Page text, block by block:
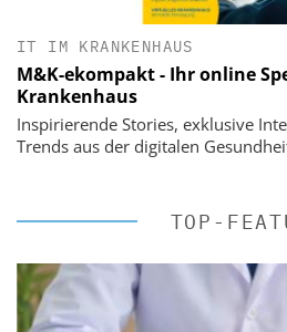
IT IM KRANKENHAUS
M&K-ekompakt - Ihr online
Krankenhaus
Inspirierende Stories, exklusive
Trends aus der digitalen
TOP-